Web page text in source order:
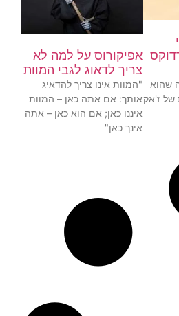
שהוא
של ז'אק
אפיקורוס על למה לא
צריך לדאוג לגבי המוות
"המוות אינו צריך להדאיג
אותך: אם אתה כאן – המוות
איננו כאן; אם הוא כאן – אתה
אינך כאן"